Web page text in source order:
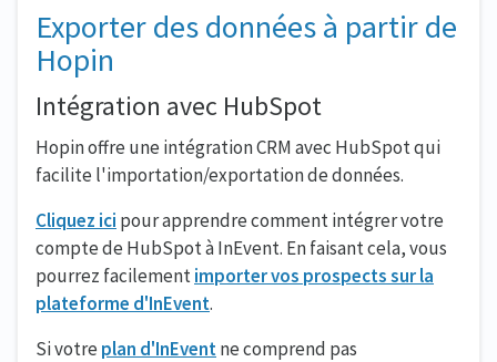
Exporter des données à partir de
Hopin
Intégration avec HubSpot
Hopin offre une intégration CRM avec HubSpot qui
facilite l'importation/exportation de données.
Cliquez ici pour apprendre comment intégrer votre
compte de HubSpot à InEvent. En faisant cela, vous
pourrez facilementimporter vos prospects sur la
plateforme d'InEvent.
Si votre plan d'InEventne comprend pas